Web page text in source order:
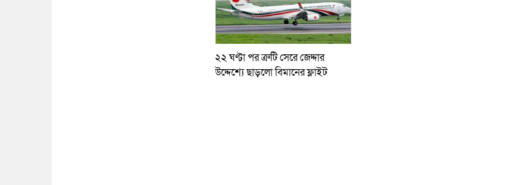
২২ ঘণ্টা পর ত্রুটি সেরে জেদ্দার
উদ্দেশ্যে ছাড়লো বিমানের ফ্লাইট